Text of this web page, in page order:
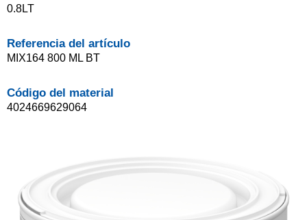
0.8LT
Referencia del artículo
MIX164 800 ML BT
Código del material
4024669629064